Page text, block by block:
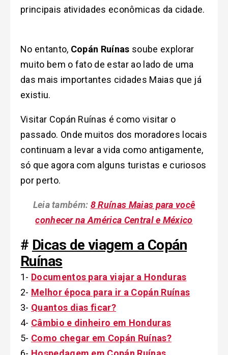
principais atividades econômicas da cidade.
No entanto, Copán Ruínas soube explorar
muito bem o fato de estar ao lado de uma
das mais importantes cidades Maias que já
existiu.
Visitar Copán Ruínas é como visitar o
passado. Onde muitos dos moradores locais
continuam a levar a vida como antigamente,
só que agora com alguns turistas e curiosos
por perto.
Leia também: 8 Ruínas Maias para você
conhecer na América Central e México
# Dicas de viagem a Copán
Ruínas
1- Documentos para viajar a Honduras
2- Melhor época para ir a Copán Ruínas
3- Quantos dias ficar?
4- Câmbio e dinheiro em Honduras
5- Como chegar em Copán Ruínas?